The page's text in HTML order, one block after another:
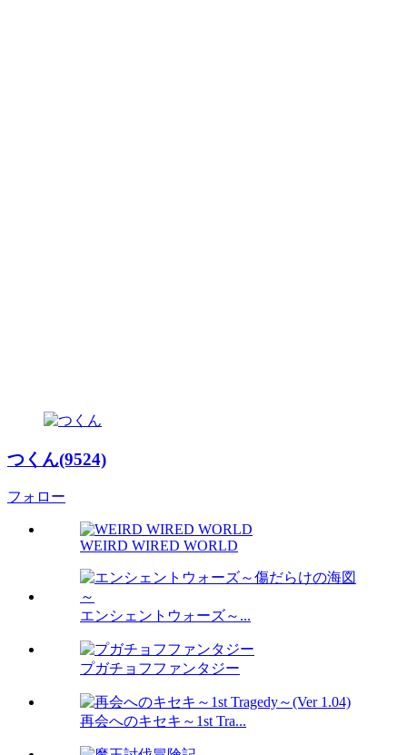
つくん(9524)
フォロー
WEIRD WIRED WORLD
エンシェントウォーズ～...
プガチョフファンタジー
再会へのキセキ～1st Tra...